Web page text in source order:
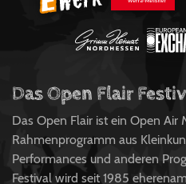
Das Open Flair
Das Open Flair ist ein Open Air
Rahmenprogramm aus
Performances und anderen
Festival wird seit 1985